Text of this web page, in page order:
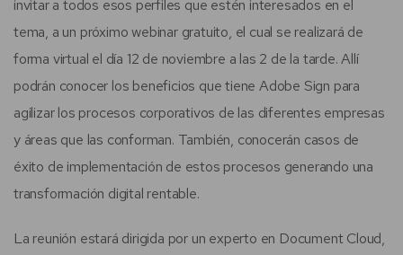
invitar a todos esos perfiles que estén interesados en el
tema, a un próximo webinar gratuito, el cual se realizará de
forma virtual el día 12 de noviembre a las 2 de la tarde. Allí
podrán conocer los beneficios que tiene Adobe Sign para
agilizar los procesos corporativos de las diferentes empresas
y áreas que las conforman. También, conocerán casos de
éxito de implementación de estos procesos generando una
transformación digital rentable.
La reunión estará dirigida por un experto en Document Cloud,